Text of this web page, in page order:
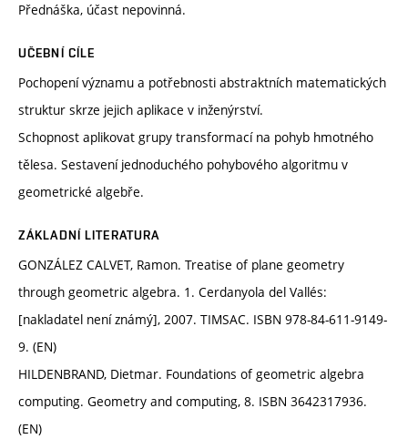
Přednáška, účast nepovinná.
UČEBNÍ CÍLE
Pochopení významu a potřebnosti abstraktních matematických
struktur skrze jejich aplikace v inženýrství.
Schopnost aplikovat grupy transformací na pohyb hmotného
tělesa. Sestavení jednoduchého pohybového algoritmu v
geometrické algebře.
ZÁKLADNÍ LITERATURA
GONZÁLEZ CALVET, Ramon. Treatise of plane geometry
through geometric algebra. 1. Cerdanyola del Vallés:
[nakladatel není známý], 2007. TIMSAC. ISBN 978-84-611-9149-
9. (EN)
HILDENBRAND, Dietmar. Foundations of geometric algebra
computing. Geometry and computing, 8. ISBN 3642317936.
(EN)